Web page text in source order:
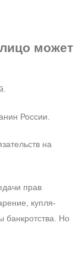
может
России.
на
прав
купля-
банкротства. Но